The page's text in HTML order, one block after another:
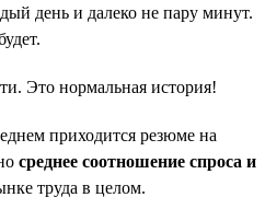
день и далеко не пару минут.
Это нормальная история!
приходится резюме на
среднее соотношение спроса и
труда в целом.